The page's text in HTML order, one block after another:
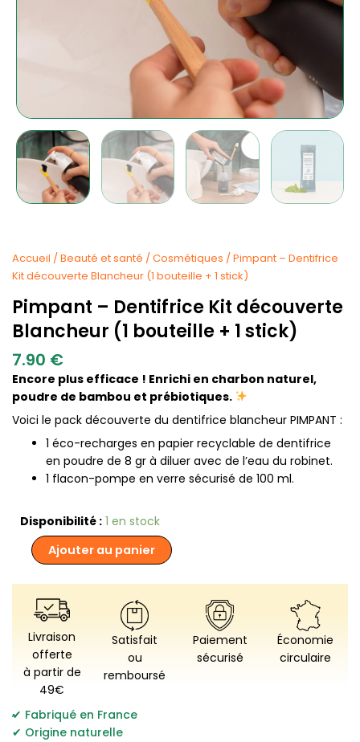
Accueil /Beauté et santé /Cosmétiques / Pimpant – Dentifrice
Kit découverte Blancheur (1 bouteille + 1 stick)
Pimpant – Dentifrice Kit découverte
Blancheur (1 bouteille + 1 stick)
7.90 €
Encore plus efficace ! Enrichi en charbon naturel,
poudre de bambou et prébiotiques.
Voici le pack découverte du dentifrice blancheur PIMPANT :
1 éco-recharges en papier recyclable de dentifrice
en poudre de 8 gr à diluer avec de l’eau du robinet.
1 flacon-pompe en verre sécurisé de 100 ml.
Disponibilité : 1 en stock
quantité
Pimpant
Dentifrice
découverte
Blancheur
bouteille
+
stick)
Ajouter au panier
Livraison
offerte
à partir de
49€
Satisfait
ou
remboursé
Paiement
sécurisé
Économie
circulaire
Fabriqué en France
,
Origine naturelle